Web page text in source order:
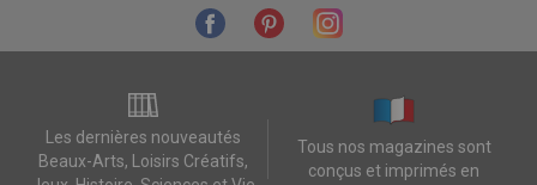
Les dernières nouveautés
Beaux-Arts, Loisirs Créatifs,
Tous nos magazines sont
conçus et imprimés en